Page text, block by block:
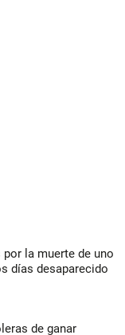
la muerte de uno
días desaparecido
de ganar